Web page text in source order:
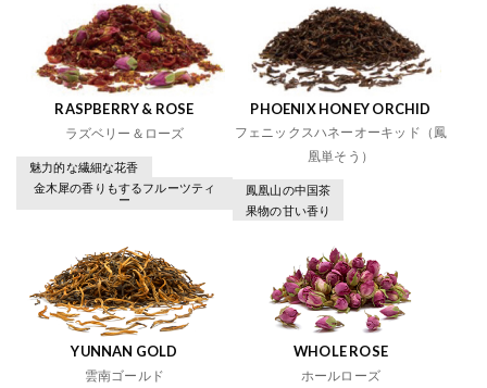
RASPBERRY & ROSE
ラズベリー＆ローズ
魅力的な繊細な花香
金木犀の香りもするフルーツティ
ー
PHOENIX HONEY ORCHID
フェニックスハネーオーキッド（鳳
凰単そう）
鳳凰山の中国茶
果物の甘い香り
YUNNAN GOLD
雲南ゴールド
WHOLE ROSE
ホールローズ